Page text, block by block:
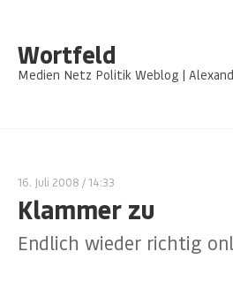
Wortfeld
Medien Netz Politik Weblog |
16. Juli 2008 / 14:33
Klammer zu
Endlich wieder richtig